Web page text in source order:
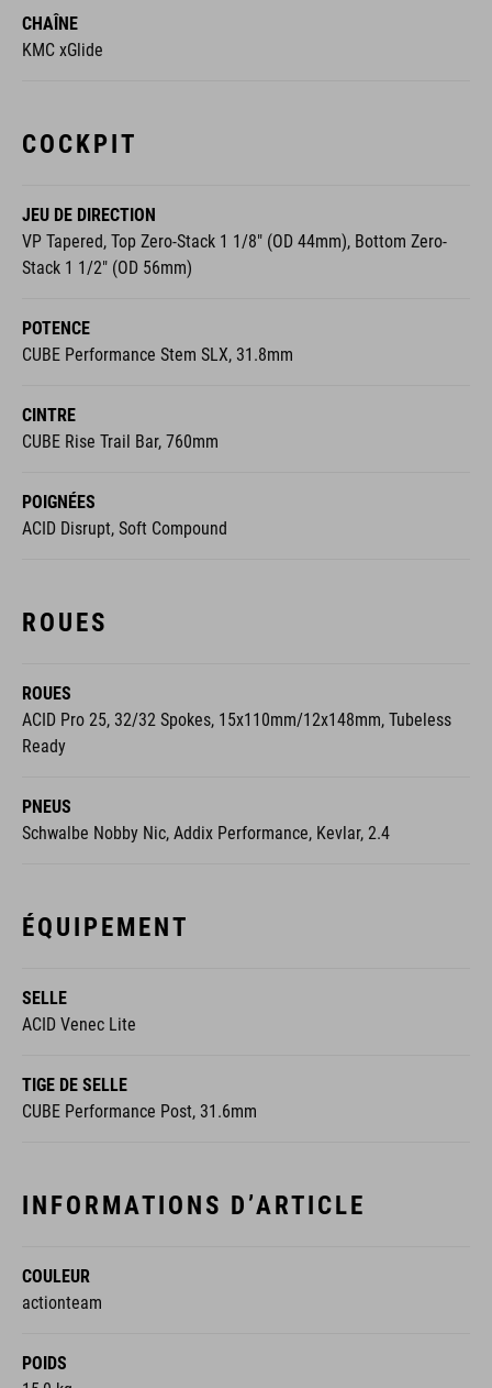
CHAÎNE
KMC xGlide
COCKPIT
JEU DE DIRECTION
VP Tapered, Top Zero-Stack 1 1/8" (OD 44mm), Bottom Zero-
Stack 1 1/2" (OD 56mm)
POTENCE
CUBE Performance Stem SLX, 31.8mm
CINTRE
CUBE Rise Trail Bar, 760mm
POIGNÉES
ACID Disrupt, Soft Compound
ROUES
ROUES
ACID Pro 25, 32/32 Spokes, 15x110mm/12x148mm, Tubeless
Ready
PNEUS
Schwalbe Nobby Nic, Addix Performance, Kevlar, 2.4
ÉQUIPEMENT
SELLE
ACID Venec Lite
TIGE DE SELLE
CUBE Performance Post, 31.6mm
INFORMATIONS D’ARTICLE
COULEUR
actionteam
POIDS